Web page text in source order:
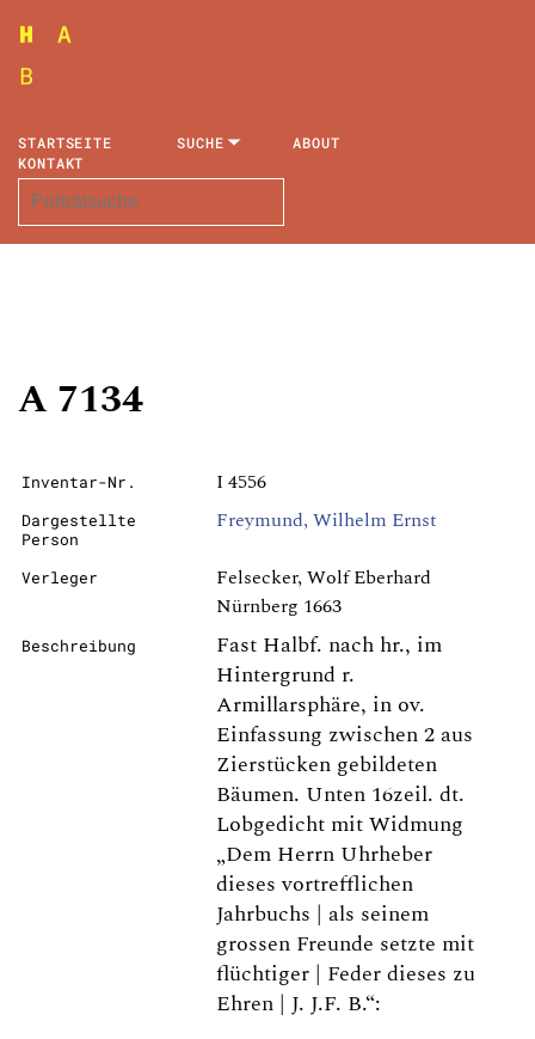
STARTSEITE SUCHE
ABOUT
KONTAKT
A 7134
Inventar-Nr. I 4556
Dargestellte
Person
Freymund, Wilhelm Ernst
Verleger
Felsecker, Wolf Eberhard
Nürnberg 1663
Beschreibung
Fast Halbf. nach hr., im
Hintergrund r.
Armillarsphäre, in ov.
Einfassung zwischen 2 aus
Zierstücken gebildeten
Bäumen. Unten 16zeil. dt.
Lobgedicht mit Widmung
„Dem Herrn Uhrheber
dieses vortrefflichen
Jahrbuchs | als seinem
grossen Freunde setzte mit
flüchtiger | Feder dieses zu
Ehren | J. J.F. B.“: